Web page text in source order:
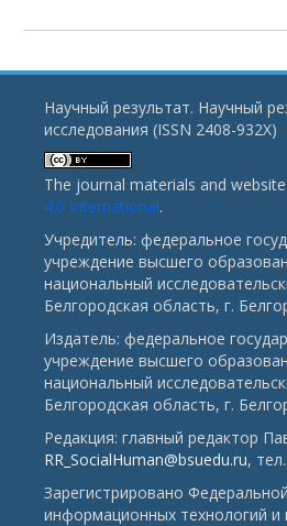
Научный результат. Научный
исследования (ISSN 2408-932X)
The journal materials and
4.0 International.
Учредитель: федеральное
учреждение высшего
национальный
Белгородская область, г.
Издатель: федеральное
учреждение высшего
национальный
Белгородская область, г.
Редакция: главный редактор
RR_SocialHuman@bsuedu.ru,
Зарегистрировано
информационных технологий